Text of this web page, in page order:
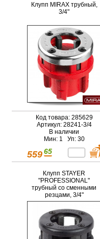
Клупп MIRAX трубный,
3/4"
Код товара: 285629
Артикул: 28241-3/4
В наличии
Мин: 1 Уп: 30
559 65
Клупп STAYER
"PROFESSIONAL"
трубный со сменными
резцами, 3/4"